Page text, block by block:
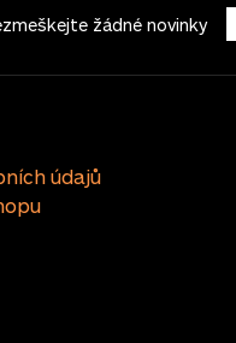
žádné novinky
údajů